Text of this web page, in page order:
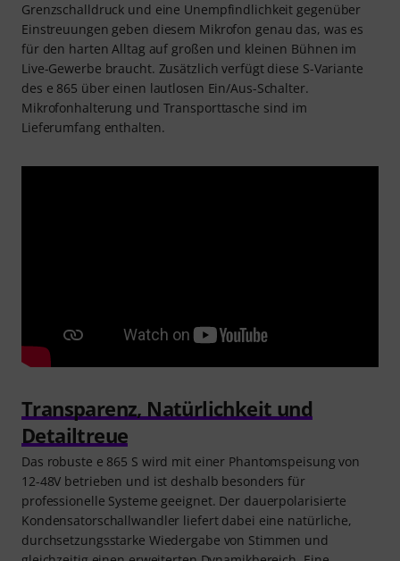
Grenzschalldruck und eine Unempfindlichkeit gegenüber
Einstreuungen geben diesem Mikrofon genau das, was es
für den harten Alltag auf großen und kleinen Bühnen im
Live-Gewerbe braucht. Zusätzlich verfügt diese S-Variante
des e 865 über einen lautlosen Ein/Aus-Schalter.
Mikrofonhalterung und Transporttasche sind im
Lieferumfang enthalten.
Transparenz, Natürlichkeit und
Detailtreue
Das robuste e 865 S wird mit einer Phantomspeisung von
12-48V betrieben und ist deshalb besonders für
professionelle Systeme geeignet. Der dauerpolarisierte
Kondensatorschallwandler liefert dabei eine natürliche,
durchsetzungsstarke Wiedergabe von Stimmen und